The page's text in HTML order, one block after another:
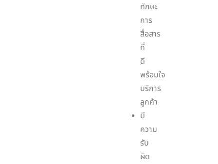
ทักษะ
การ
สื่อสาร
ที่
ดี
พร้อมใจ
บริการ
ลูกค้า
มี
ความ
รับ
ผิด